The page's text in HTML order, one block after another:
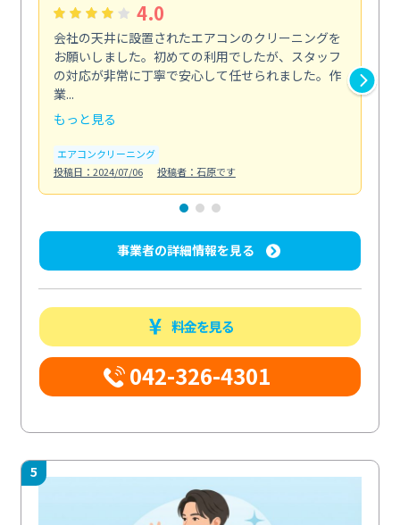
4.0
会社の天井に設置されたエアコンのクリーニングを
お願いしました。初めての利用でしたが、スタッフ
の対応が非常に丁寧で安心して任せられました。作
業...
もっと見る
エアコンクリーニング
投稿日：2024/07/06
投稿者：石原です
事業者の詳細情報を見る
料金を見る
042-326-4301
5